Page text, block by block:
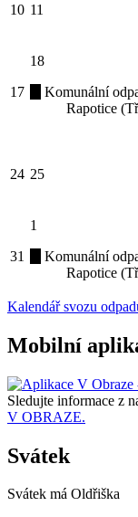
10 11
17
18
Komunální
Rapotice
24 25
31
1
Komunální
Rapotice
Kalendář svozu
Mobilní
Sledujte informace z
V OBRAZE.
Svátek
Svátek má Oldřiška